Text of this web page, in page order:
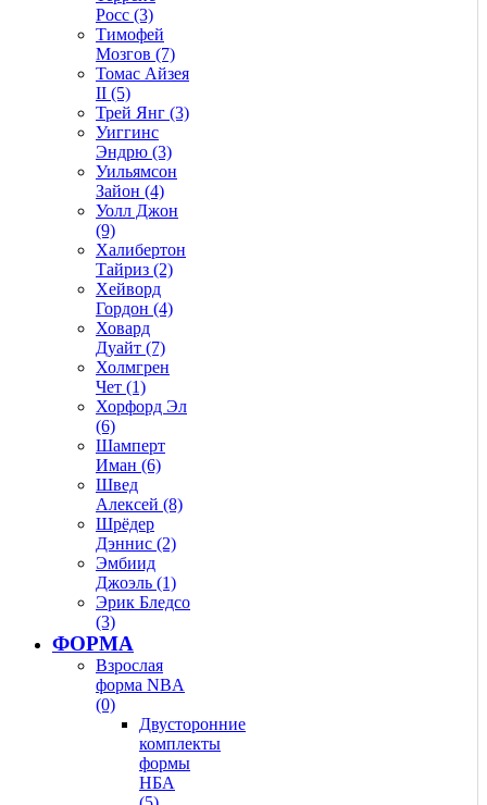
Росс (3)
Тимофей
Мозгов (7)
Томас Айзея
II (5)
Трей Янг (3)
Уиггинс
Эндрю (3)
Уильямсон
Зайон (4)
Уолл Джон
(9)
Халибертон
Тайриз (2)
Хейворд
Гордон (4)
Ховард
Дуайт (7)
Холмгрен
Чет (1)
Хорфорд Эл
(6)
Шамперт
Иман (6)
Швед
Алексей (8)
Шрёдер
Дэннис (2)
Эмбиид
Джоэль (1)
Эрик Бледсо
(3)
ФОРМА
Взрослая
форма NBA
(0)
Двусторонние
комплекты
формы
НБА